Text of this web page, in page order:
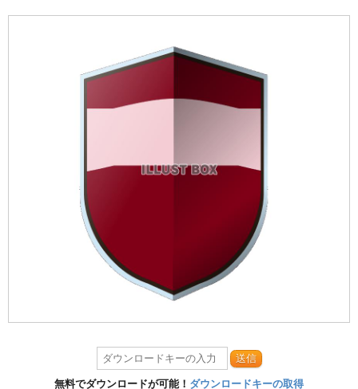
送信
無料でダウンロードが可能！ ダウンロードキーの取得